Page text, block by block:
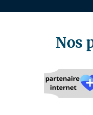
Nos